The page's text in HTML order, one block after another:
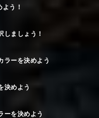
う！
ましょう！
ーを決めよう
決めよう
を決めよう